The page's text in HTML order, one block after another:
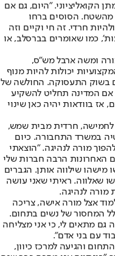
הקואליציוני. "היום, גם אם
מהשטח. הסוסים ברחו
חרדי. זה חי וקיים וזה
כמו שאומרים בברסלב, או
ומשה ארבל מש"ס,
יכולות להיות מנוף
בשוק התעסוקה. החולשה של
אם המדינה תחליט להשקיע
בוודאות יהיה כאן שינוי
אביגיל (שם בדוי), בת 41 ואם לחמישה, חרדית מבית שמש,
במשרד התחבורה. כיום
מורה לנהיגה. "הוצאתי
האחרונות הרבה חברות שלי
מישהו שילווה אותן. הגברים
שאלווה. ראיתי שאני עושה
מורה לנהיגה.
אצל מורה אישה, צריכה
המחסור של נשים בתחום.
מתאים לי, כי אני מצליחה
עם בני אדם".
והגיעה למרכז כיוון,